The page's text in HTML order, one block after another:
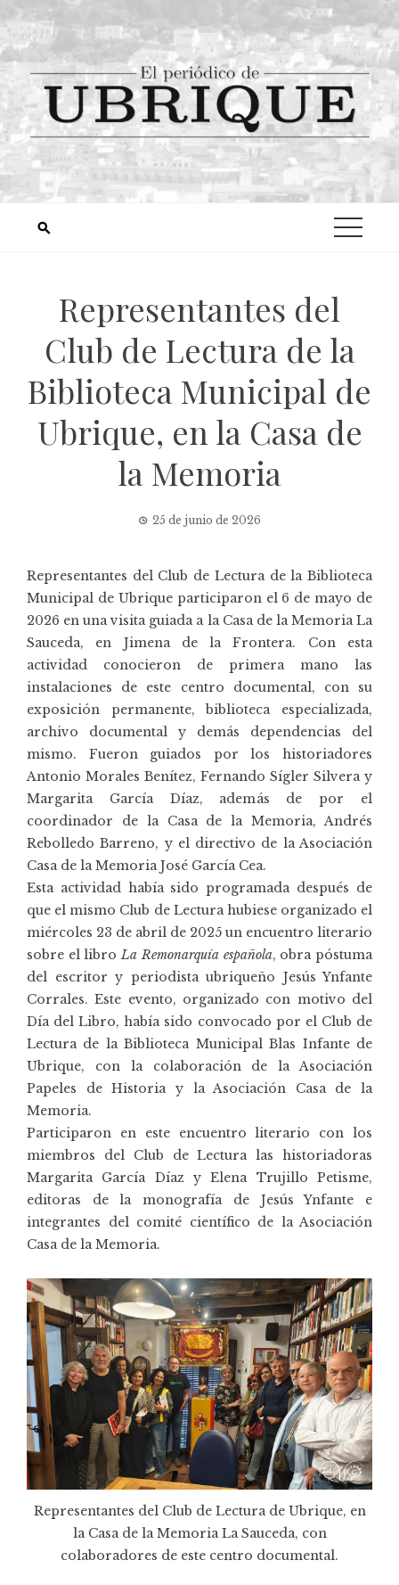
Representantes del
Club de Lectura de la
Biblioteca Municipal de
Ubrique, en la Casa de
la Memoria
25 de junio de 2026
Representantes del Club de Lectura de la Biblioteca
Municipal de Ubrique participaron el 6 de mayo de
2026 en una visita guiada a la Casa de la Memoria La
Sauceda, en Jimena de la Frontera. Con esta
actividad conocieron de primera mano las
instalaciones de este centro documental, con su
exposición permanente, biblioteca especializada,
archivo documental y demás dependencias del
mismo. Fueron guiados por los historiadores
Antonio Morales Benítez, Fernando Sígler Silvera y
Margarita García Díaz, además de por el
coordinador de la Casa de la Memoria, Andrés
Rebolledo Barreno, y el directivo de la Asociación
Casa de la Memoria José García Cea.
Esta actividad había sido programada después de
que el mismo Club de Lectura hubiese organizado el
miércoles 23 de abril de 2025 un encuentro literario
sobre el libroLa Remonarquía española, obra póstuma
del escritor y periodista ubriqueño Jesús Ynfante
Corrales. Este evento, organizado con motivo del
Día del Libro, había sido convocado por el Club de
Lectura de la Biblioteca Municipal Blas Infante de
Ubrique, con la colaboración de laAsociación
Papeles de Historiay la Asociación Casa de la
Memoria.
Participaron en este encuentro literario con los
miembros del Club de Lectura las historiadoras
Margarita García Díaz y Elena Trujillo Petisme,
editoras de la monografía de Jesús Ynfante e
integrantes del comité científico de la Asociación
Casa de la Memoria.
Representantes del Club de Lectura de Ubrique, en
la Casa de la Memoria La Sauceda, con
colaboradores de este centro documental.